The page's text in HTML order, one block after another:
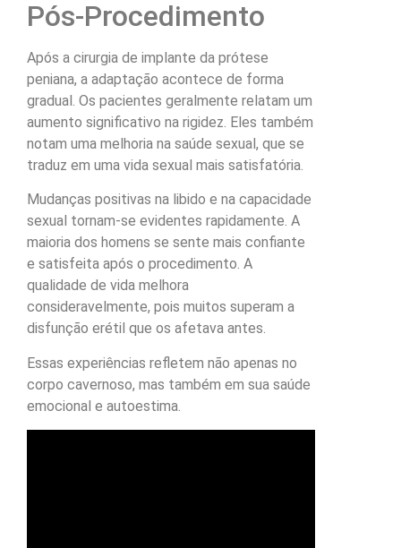
Pós-Procedimento
Após a cirurgia de implante da prótese
peniana, a adaptação acontece de forma
gradual. Os pacientes geralmente relatam um
aumento significativo na rigidez. Eles também
notam uma melhoria na saúde sexual, que se
traduz em uma vida sexual mais satisfatória.
Mudanças positivas na libido e na capacidade
sexual tornam-se evidentes rapidamente. A
maioria dos homens se sente mais confiante
e satisfeita após o procedimento. A
qualidade de vida melhora
consideravelmente, pois muitos superam a
disfunção erétil que os afetava antes.
Essas experiências refletem não apenas no
corpo cavernoso, mas também em sua saúde
emocional e autoestima.